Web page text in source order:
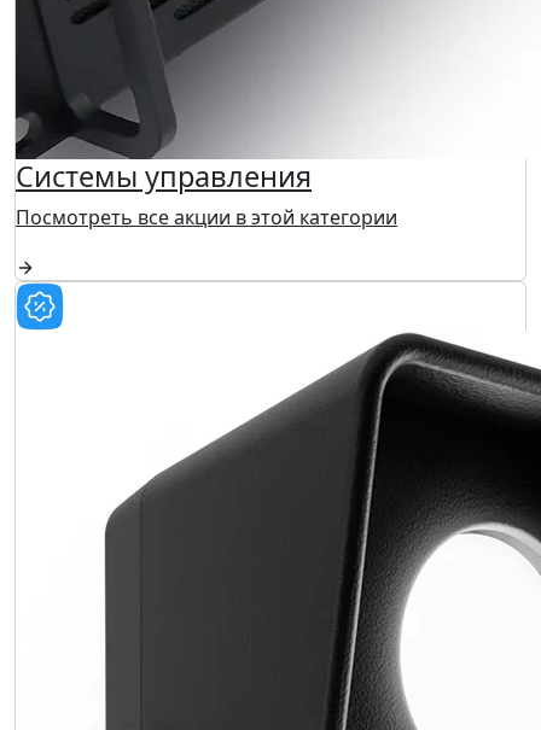
Системы управления
Посмотреть все акции в этой категории